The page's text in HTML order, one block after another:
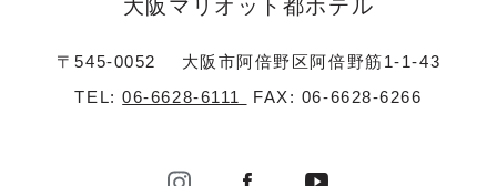
大阪マリオット都ホテル
〒545-0052
大阪市阿倍野区阿倍野筋1-1-43
TEL:06-6628-6111 FAX: 06-6628-6266